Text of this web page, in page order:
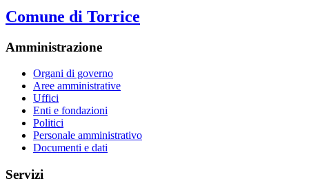
Comune di Torrice
Amministrazione
Organi di governo
Aree amministrative
Uffici
Enti e fondazioni
Politici
Personale amministrativo
Documenti e dati
Servizi